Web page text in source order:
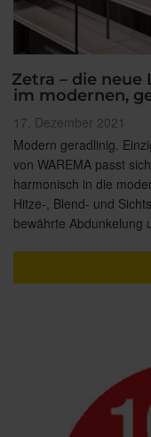
Zetra – die
im modernen,
Veröffentlicht
am
17. Dezember 2021
Modern geradlinig.
von WAREMA passt
harmonisch in die
Hitze-, Blend- und
bewährte